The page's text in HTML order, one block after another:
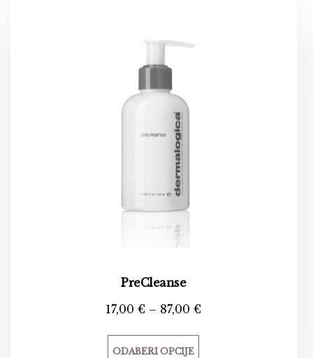
PreCleanse
17,00€ – 87,00€
ODABERI OPCIJE